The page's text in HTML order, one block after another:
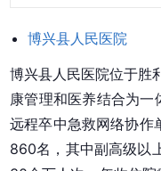
博兴县人民医院
博兴县人民医院位于胜
康管理和医养结合为一
远程卒中急救网络协作
860名，其中副高级以